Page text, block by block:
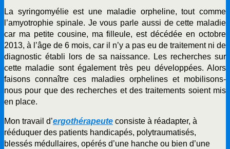
La syringomyélie est une maladie orpheline, tout comme
l’amyotrophie spinale. Je vous parle aussi de cette maladie
car ma petite cousine, ma filleule, est décédée en octobre
2013, à l’âge de 6 mois, car il n’y a pas eu de traitement ni de
diagnostic établi lors de sa naissance. Les recherches sur
cette maladie sont également très peu développées. Alors
faisons connaître ces maladies orphelines et mobilisons-
nous pour que des recherches et des traitements soient mis
en place.
Mon travail d’ergothérapeute consiste à réadapter, à
rééduquer des patients handicapés, polytraumatisés,
blessés médullaires, opérés d’une hanche ou bien d’une